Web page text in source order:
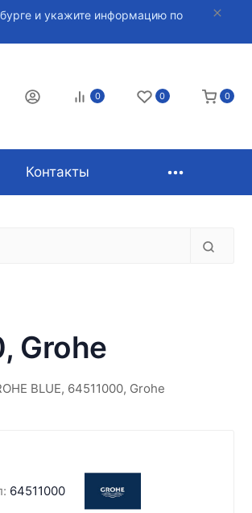
и укажите информацию по
0 0 0
Контакты
Grohe
BLUE, 64511000, Grohe
64511000